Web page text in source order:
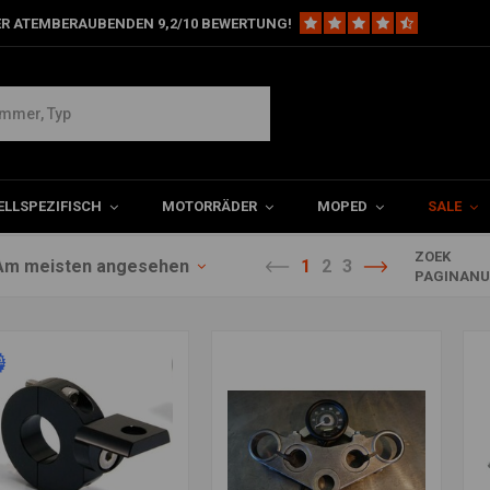
ATEMBERAUBENDEN 9,2/10 BEWERTUNG!
MOTORRÄDER MOPED SALE
meisten angesehen 1 2 3
ZOEK